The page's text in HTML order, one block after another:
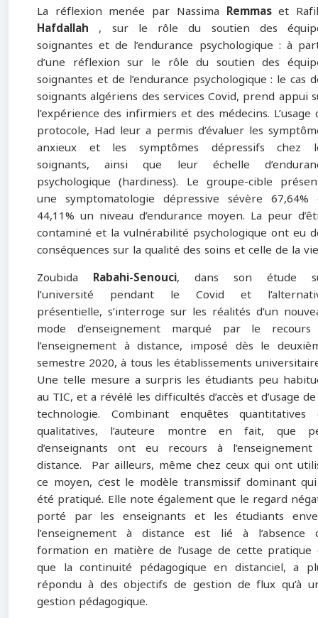
La réflexion menée par Nassima Remmaset
Hafdallah, sur le rôle du soutien des
soignantes et de l’endurance psychologique : à
d’une réflexion sur le rôle du soutien des
soignantes et de l’endurance psychologique : le cas
soignants algériens des services Covid, prend appui
l’expérience des infirmiers et des médecins. L’usage
protocole, Had leur a permis d’évaluer les
anxieux et les symptômes dépressifs chez
soignants, ainsi que leur échelle
psychologique (hardiness). Le groupe-cible
une symptomatologie dépressive sévère 67,64%
44,11% un niveau d’endurance moyen. La peur
contaminé et la vulnérabilité psychologique ont eu
conséquences sur la qualité des soins et celle de la
Zoubida Rabahi-Senouci, dans son étude
l’université pendant le Covid et
présentielle, s’interroge sur les réalités d’un
mode d’enseignement marqué par le
l’enseignement à distance, imposé dès le
semestre 2020, à tous les établissements
Une telle mesure a surpris les étudiants peu
au TIC, et a révélé les difficultés d’accès et d’usage
technologie. Combinant enquêtes quantitatives
qualitatives, l’auteure montre en fait, que
d’enseignants ont eu recours à
distance. Par ailleurs, même chez ceux qui ont
ce moyen, c’est le modèle transmissif dominant
été pratiqué. Elle note également que le regard
porté par les enseignants et les étudiants
l’enseignement à distance est lié à l’absence
formation en matière de l’usage de cette pratique
que la continuité pédagogique en distanciel, a
répondu à des objectifs de gestion de flux qu’à
gestion pédagogique.